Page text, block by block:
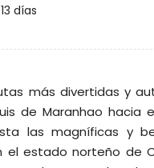
13 días
más divertidas y
de Maranhao hacia
las magníficas y
el estado norteño de